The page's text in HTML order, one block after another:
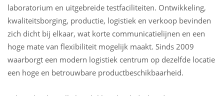
laboratorium en uitgebreide testfaciliteiten. Ontwikkeling,
kwaliteitsborging, productie, logistiek en verkoop bevinden
zich dicht bij elkaar, wat korte communicatielijnen en een
hoge mate van flexibiliteit mogelijk maakt. Sinds 2009
waarborgt een modern logistiek centrum op dezelfde locatie
een hoge en betrouwbare productbeschikbaarheid.